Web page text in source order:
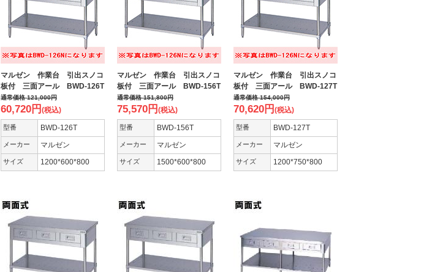
マルゼン 作業台 引出スノコ
板付 三面アール BWD-126T
通常価格121,000円
60,720円 (税込)
型番 BWD-126T
メーカー マルゼン
サイズ 1200*600*800
マルゼン 作業台 引出スノコ
板付 三面アール BWD-156T
通常価格151,800円
75,570円 (税込)
型番 BWD-156T
メーカー マルゼン
サイズ 1500*600*800
マルゼン 作業台 引出スノコ
板付 三面アール BWD-127T
通常価格154,000円
70,620円 (税込)
型番 BWD-127T
メーカー マルゼン
サイズ 1200*750*800